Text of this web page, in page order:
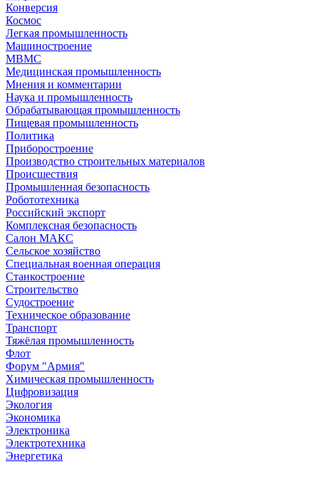
Конверсия
Космос
Легкая промышленность
Машиностроение
МВМС
Медицинская промышленность
Мнения и комментарии
Наука и промышленность
Обрабатывающая промышленность
Пищевая промышленность
Политика
Приборостроение
Производство строительных материалов
Происшествия
Промышленная безопасность
Робототехника
Российский экспорт
Комплексная безопасность
Салон МАКС
Сельское хозяйство
Специальная военная операция
Станкостроение
Строительство
Судостроение
Техническое образование
Транспорт
Тяжёлая промышленность
Флот
Форум "Армия"
Химическая промышленность
Цифровизация
Экология
Экономика
Электроника
Электротехника
Энергетика